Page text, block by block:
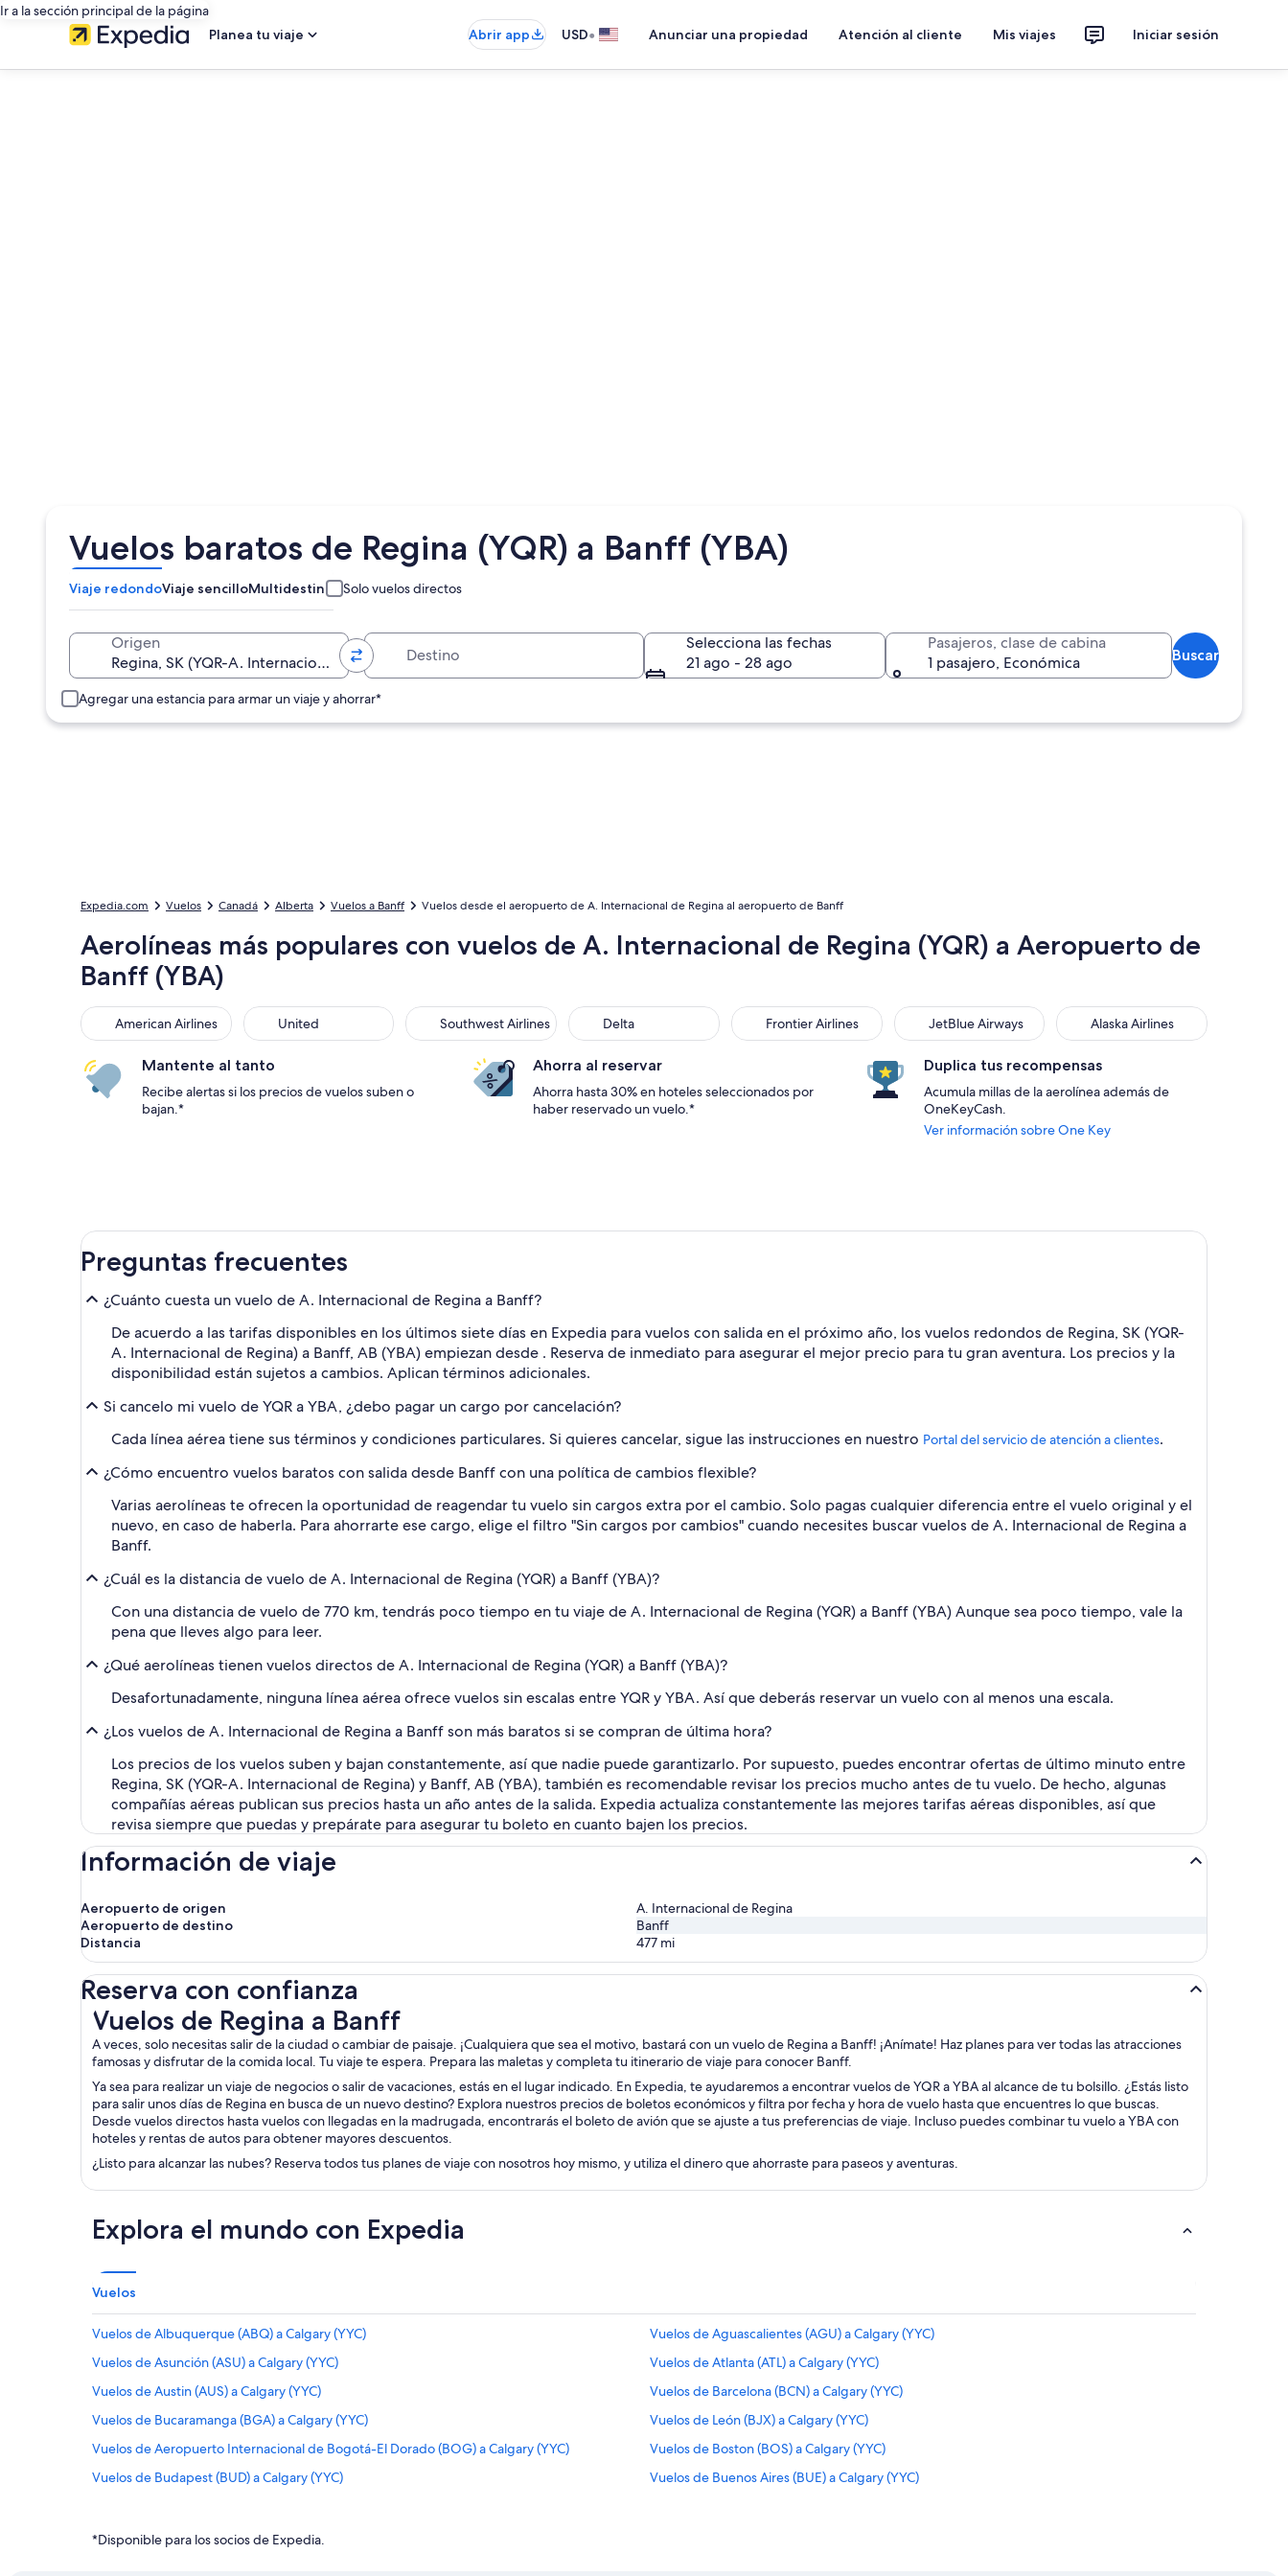
Ir a la sección principal de la página
Planea tu viaje
Abrir app USD• Anunciar una propiedad Atención al cliente Mis viajes Iniciar sesión
Vuelos baratos de Regina (YQR) a Banff (YBA)
Viaje redondoViaje sencilloMultidestino Solo vuelos directos
Origen
Selecciona las fechas
21 ago - 28 ago
Pasajeros, clase de cabina
1 pasajero, Económica
Buscar
Agregar una estancia para armar un viaje y ahorrar*
Expedia.com Vuelos Canadá Alberta Vuelos a Banff Vuelos desde el aeropuerto de A. Internacional de Regina al aeropuerto de Banff
Aerolíneas más populares con vuelos de A. Internacional de Regina (YQR) a Aeropuerto de
Banff (YBA)
American Airlines
American Airlines United
United Southwest Airlines
Southwest Airlines Delta
Delta Frontier Airlines
Frontier Airlines JetBlue Airways
JetBlue Airways Alaska Airlines
Alaska Airlines
Mantente al tanto
Recibe alertas si los precios de vuelos suben o
bajan.*
Ahorra al reservar
Ahorra hasta 30% en hoteles seleccionados por
haber reservado un vuelo.*
Duplica tus recompensas
Acumula millas de la aerolínea además de
OneKeyCash.
Ver información sobre One Key
Preguntas frecuentes
¿Cuánto cuesta un vuelo de A. Internacional de Regina a Banff?
De acuerdo a las tarifas disponibles en los últimos siete días en Expedia para vuelos con salida en el próximo año, los vuelos redondos de Regina, SK (YQR-
A. Internacional de Regina) a Banff, AB (YBA) empiezan desde . Reserva de inmediato para asegurar el mejor precio para tu gran aventura. Los precios y la
disponibilidad están sujetos a cambios. Aplican términos adicionales.
Si cancelo mi vuelo de YQR a YBA, ¿debo pagar un cargo por cancelación?
Cada línea aérea tiene sus términos y condiciones particulares. Si quieres cancelar, sigue las instrucciones en nuestro Portal del servicio de atención a clientes.
¿Cómo encuentro vuelos baratos con salida desde Banff con una política de cambios flexible?
Varias aerolíneas te ofrecen la oportunidad de reagendar tu vuelo sin cargos extra por el cambio. Solo pagas cualquier diferencia entre el vuelo original y el
nuevo, en caso de haberla. Para ahorrarte ese cargo, elige el filtro "Sin cargos por cambios" cuando necesites buscar vuelos de A. Internacional de Regina a
Banff.
¿Cuál es la distancia de vuelo de A. Internacional de Regina (YQR) a Banff (YBA)?
Con una distancia de vuelo de 770 km, tendrás poco tiempo en tu viaje de A. Internacional de Regina (YQR) a Banff (YBA) Aunque sea poco tiempo, vale la
pena que lleves algo para leer.
¿Qué aerolíneas tienen vuelos directos de A. Internacional de Regina (YQR) a Banff (YBA)?
Desafortunadamente, ninguna línea aérea ofrece vuelos sin escalas entre YQR y YBA. Así que deberás reservar un vuelo con al menos una escala.
¿Los vuelos de A. Internacional de Regina a Banff son más baratos si se compran de última hora?
Los precios de los vuelos suben y bajan constantemente, así que nadie puede garantizarlo. Por supuesto, puedes encontrar ofertas de último minuto entre
Regina, SK (YQR-A. Internacional de Regina) y Banff, AB (YBA), también es recomendable revisar los precios mucho antes de tu vuelo. De hecho, algunas
compañías aéreas publican sus precios hasta un año antes de la salida. Expedia actualiza constantemente las mejores tarifas aéreas disponibles, así que
revisa siempre que puedas y prepárate para asegurar tu boleto en cuanto bajen los precios.
Información de viaje
Aeropuerto de origen
A. Internacional de Regina
Aeropuerto de destino
Banff
Distancia
477 mi
Reserva con confianza
Vuelos de Regina a Banff
A veces, solo necesitas salir de la ciudad o cambiar de paisaje. ¡Cualquiera que sea el motivo, bastará con un vuelo de Regina a Banff! ¡Anímate! Haz planes para ver todas las atracciones
famosas y disfrutar de la comida local. Tu viaje te espera. Prepara las maletas y completa tu itinerario de viaje para conocer Banff.
Ya sea para realizar un viaje de negocios o salir de vacaciones, estás en el lugar indicado. En Expedia, te ayudaremos a encontrar vuelos de YQR a YBA al alcance de tu bolsillo. ¿Estás listo
para salir unos días de Regina en busca de un nuevo destino? Explora nuestros precios de boletos económicos y filtra por fecha y hora de vuelo hasta que encuentres lo que buscas.
Desde vuelos directos hasta vuelos con llegadas en la madrugada, encontrarás el boleto de avión que se ajuste a tus preferencias de viaje. Incluso puedes combinar tu vuelo a YBA con
hoteles y rentas de autos para obtener mayores descuentos.
¿Listo para alcanzar las nubes? Reserva todos tus planes de viaje con nosotros hoy mismo, y utiliza el dinero que ahorraste para paseos y aventuras.
Vuelos de Regina a Banff
Explora el mundo con Expedia
Vuelos
Vuelos de Albuquerque (ABQ) a Calgary (YYC)
Vuelos de Aguascalientes (AGU) a Calgary (YYC)
Vuelos de Asunción (ASU) a Calgary (YYC)
Vuelos de Atlanta (ATL) a Calgary (YYC)
Vuelos de Austin (AUS) a Calgary (YYC)
Vuelos de Barcelona (BCN) a Calgary (YYC)
Vuelos de Bucaramanga (BGA) a Calgary (YYC)
Vuelos de León (BJX) a Calgary (YYC)
Vuelos de Aeropuerto Internacional de Bogotá-El Dorado (BOG) a Calgary (YYC)
Vuelos de Boston (BOS) a Calgary (YYC)
Vuelos de Budapest (BUD) a Calgary (YYC)
Vuelos de Buenos Aires (BUE) a Calgary (YYC)
Vuelos de Cúcuta (CUC) a Calgary (YYC)
*Disponible para los socios de Expedia.